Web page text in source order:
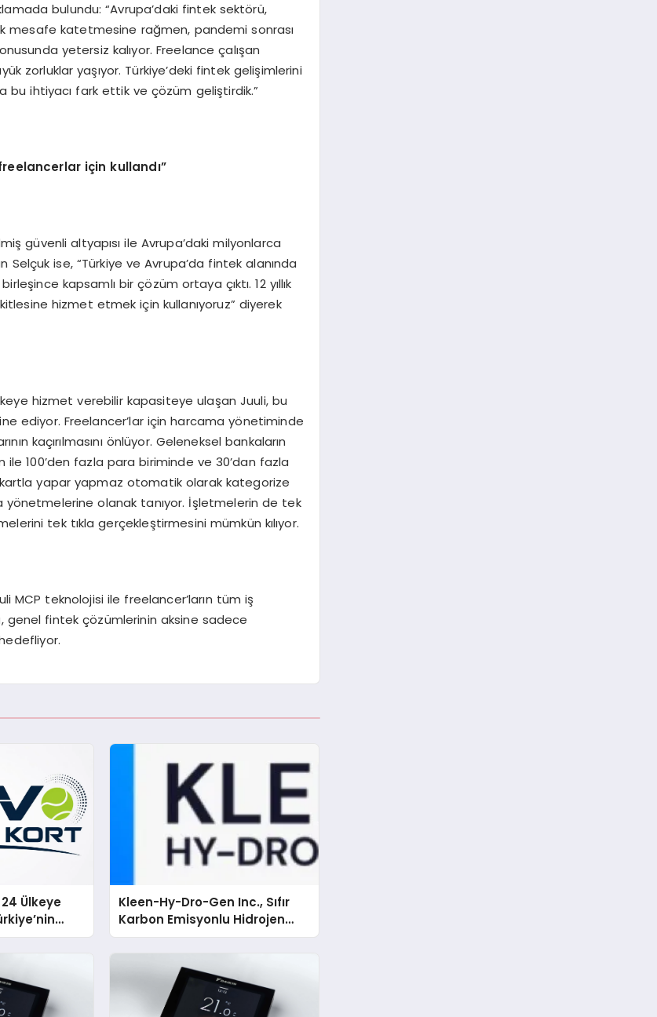
bulundu: “Avrupa’daki fintek sektörü,
mesafe katetmesine rağmen, pandemi sonrası
yetersiz kalıyor. Freelance çalışan
zorluklar yaşıyor. Türkiye’deki fintek gelişimlerini
bu ihtiyacı fark ettik ve çözüm geliştirdik.”
için kullandı”
güvenli altyapısı ile Avrupa’daki milyonlarca
Selçuk ise, “Türkiye ve Avrupa’da fintek alanında
kapsamlı bir çözüm ortaya çıktı. 12 yıllık
hizmet etmek için kullanıyoruz” diyerek
hizmet verebilir kapasiteye ulaşan Juuli, bu
ediyor. Freelancer’lar için harcama yönetiminde
kaçırılmasını önlüyor. Geleneksel bankaların
ile 100’den fazla para biriminde ve 30’dan fazla
kartla yapar yapmaz otomatik olarak kategorize
yönetmelerine olanak tanıyor. İşletmelerin de tek
tek tıkla gerçekleştirmesini mümkün kılıyor.
MCP teknolojisi ile freelancer’ların tüm iş
fintek çözümlerinin aksine sadece
Ülkeye
Gücü
Kleen-Hy-Dro-Gen Inc., Sıfır
Karbon Emisyonlu Hidrojen
Isıtma Teknolojisinde ISO ve